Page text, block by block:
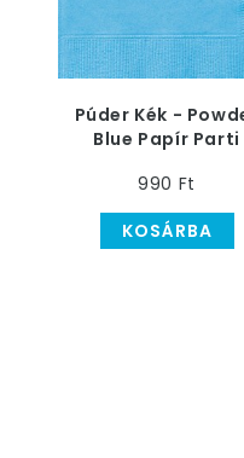
Púder Kék -
Blue Papír Parti
990 Ft
KOSÁRBA